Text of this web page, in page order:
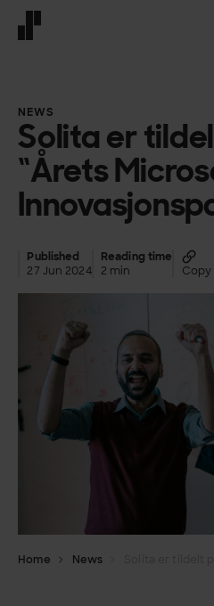
NEWS
Solita er
“Årets
Published
27 Jun 2024
Reading time
2 min
Copy
Home News